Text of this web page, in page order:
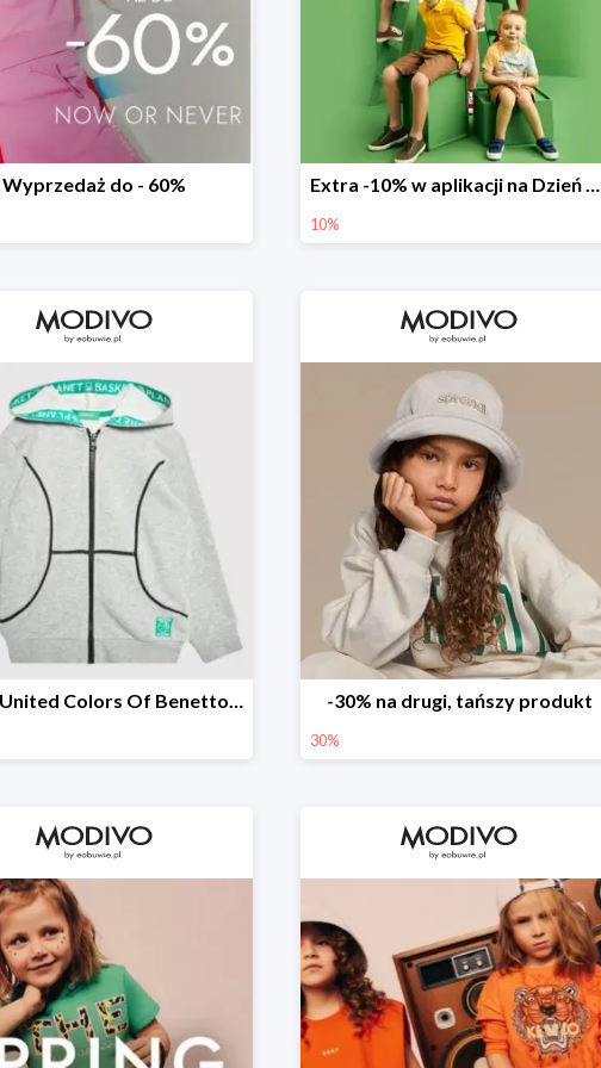
Wyprzedaż do - 60% Extra -10% w aplikacji na Dzień Dziecka
10%
Bluza United Colors Of Benetton -44% -30% na drugi, tańszy produkt
30%